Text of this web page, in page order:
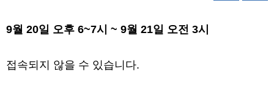
9월 20일 오후 6~7시 ~ 9월 21일 오전 3시
접속되지 않을 수 있습니다.